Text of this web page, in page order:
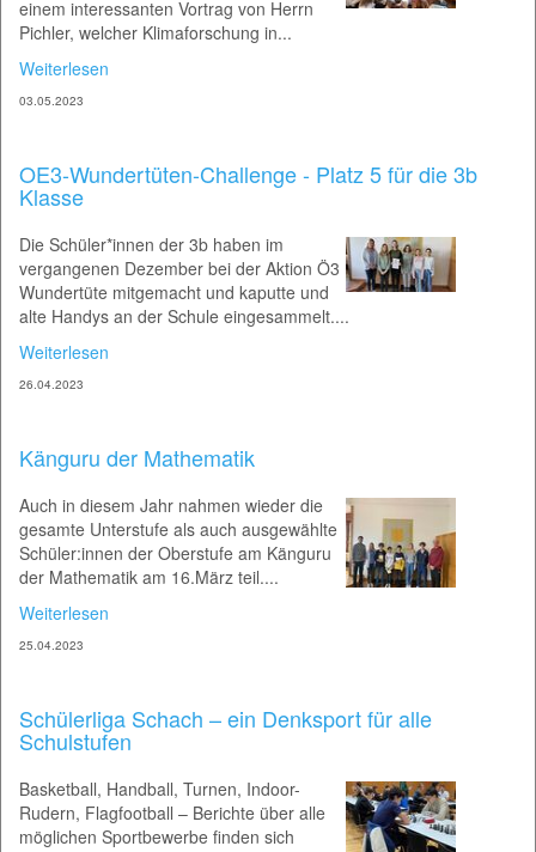
einem interessanten Vortrag von Herrn
Pichler, welcher Klimaforschung in...
Weiterlesen
03.05.2023
OE3-Wundertüten-Challenge - Platz 5 für die 3b
Klasse
Die Schüler*innen der 3b haben im
vergangenen Dezember bei der Aktion Ö3
Wundertüte mitgemacht und kaputte und
alte Handys an der Schule eingesammelt....
Weiterlesen
26.04.2023
Känguru der Mathematik
Auch in diesem Jahr nahmen wieder die
gesamte Unterstufe als auch ausgewählte
Schüler:innen der Oberstufe am Känguru
der Mathematik am 16.März teil....
Weiterlesen
25.04.2023
Schülerliga Schach – ein Denksport für alle
Schulstufen
Basketball, Handball, Turnen, Indoor-
Rudern, Flagfootball – Berichte über alle
möglichen Sportbewerbe finden sich